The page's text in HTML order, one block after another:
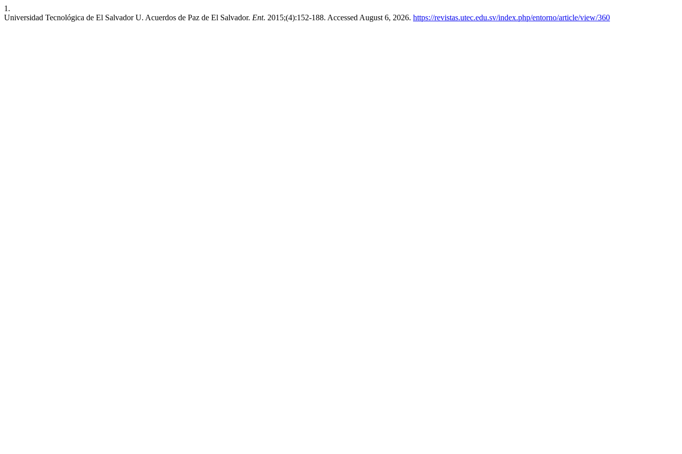
1.
Universidad Tecnológica de El Salvador U. Acuerdos de Paz de El Salvador. Ent. 2015;(4):152-188. Accessed August 6, 2026. https://revistas.utec.edu.sv/index.php/entorno/article/view/360